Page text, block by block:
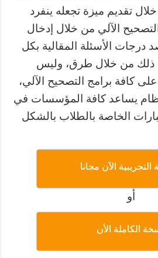
تقديم ميزة تجعله ينفرد
الآلي من خلال إدخال
الأسئلة المقالية بكل
ذلك من خلال طرق، وليس
كافة برامج التصحيح الآلي،
يساعد كافة المؤسسات في
الخاصة بالطلاب بالشكل
الآن مجانا
أو
الكاملة الأن